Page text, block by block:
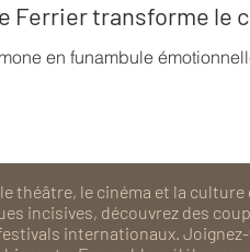
Ferrier transforme le
en funambule
théâtre, le cinéma et la
incisives, découvrez des
internationaux.